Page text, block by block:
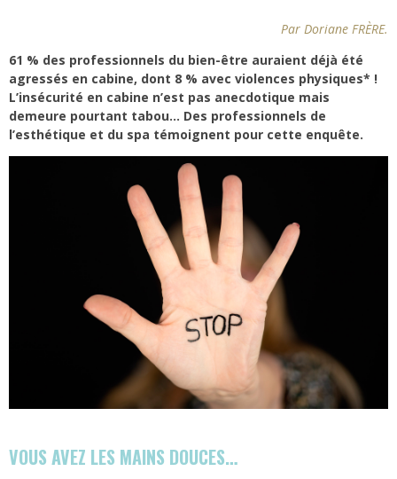
Par Doriane FRÈRE.
61 % des professionnels du bien-être auraient déjà été
agressés en cabine, dont 8 % avec violences physiques* !
L’insécurité en cabine n’est pas anecdotique mais
demeure pourtant tabou… Des professionnels de
l’esthétique et du spa témoignent pour cette enquête.
VOUS AVEZ LES MAINS DOUCES…